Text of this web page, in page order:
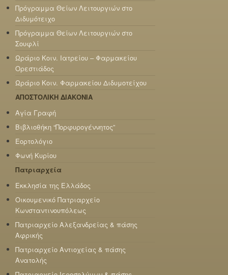
Πρόγραμμα Θείων Λειτουργιών στο
Διδυμότειχο
Πρόγραμμα Θείων Λειτουργιών στο
Σουφλί
Ωράριο Κοιν. Ιατρείου – Φαρμακείου
Ορεστιάδος
Ωράριο Κοιν. Φαρμακείου Διδυμοτείχου
ΑΠΟΣΤΟΛΙΚΗ ΔΙΑΚΟΝΙΑ
Αγία Γραφή
Βιβλιοθήκη “Πορφυρογέννητος”
Εορτολόγιο
Φωνή Κυρίου
Πατριαρχεία
Εκκλησία της Ελλάδος
Οικουμενικό Πατριαρχείο
Κωνσταντινουπόλεως
Πατριαρχείο Αλεξανδρείας & πάσης
Αφρικής
Πατριαρχείο Αντιοχείας & πάσης
Ανατολής